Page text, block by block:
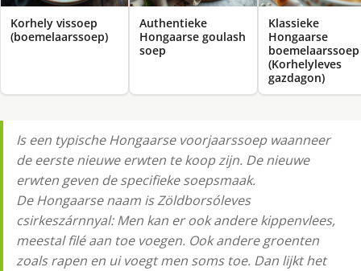
Korhely vissoep
(boemelaarssoep)
Authentieke
Hongaarse goulash
soep
Klassieke
Hongaarse
boemelaarssoep
(Korhelyleves
gazdagon)
Is een typische Hongaarse voorjaarssoep waanneer
de eerste nieuwe erwten te koop zijn. De nieuwe
erwten geven de specifieke soepsmaak.
De Hongaarse naam is Zöldborsóleves
csirkeszárnnyal: Men kan er ook andere kippenvlees,
meestal filé aan toe voegen. Ook andere groenten
zoals rapen en ui voegt men soms toe. Dan lijkt het